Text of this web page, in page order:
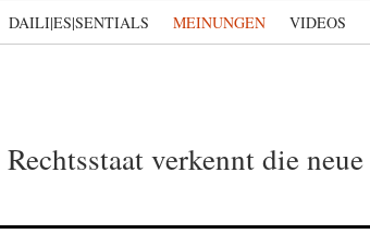
DAILI|ES|SENTIALS MEINUNGEN VIDEOS
verkennt die neue